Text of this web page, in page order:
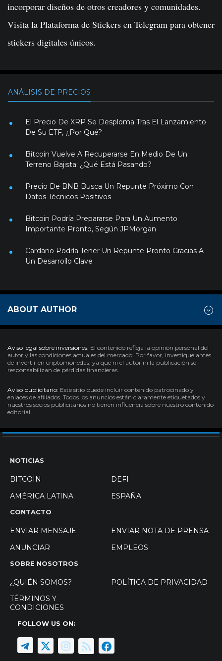
incorporar diseños de otros creadores y comunidades.
Visita la Plataforma de Stickers en Telegram para obtener
stickers digitales únicos.
ANÁLISIS DE PRECIOS
El Precio De XRP Se Desploma Tras El Lanzamiento
De Su ETF, ¿Por Qué?
Bitcoin Vuelve A Recuperarse En Medio De Un
Terreno Bajista: ¿Qué Está Pasando?
Precio De BNB Busca Un Repunte Próximo Con
Datos Técnicos Positivos
Bitcoin Podría Prepararse Para Un Aumento
Importante Pronto, Según JPMorgan
Cardano Podría Tener Un Repunte Pronto Gracias A
Un Desarrollo Clave
ABOUT AUTHOR
Aviso legal sobre inversiones: El contenido refleja la opinión personal del
autor y las condiciones actuales del mercado. Por favor, investigue antes
de invertir en criptomonedas, ya que ni el autor ni la publicación se
responsabilizan de pérdidas financieras.
Aviso publicitario: Este sitio puede incluir contenido patrocinado y
enlaces de afiliados. Todos los anuncios están claramente etiquetados y
nuestros socios publicitarios no tienen influencia sobre nuestro contenido
editorial.
NOTICIAS
BITCOIN
DEFI
AMÉRICA LATINA
ESPAÑA
CONTACTO
ENVIAR MENSAJE
ENVIAR NOTA DE PRENSA
ANUNCIAR
EMPLEOS
SOBRE NOSOTROS
¿QUIÉN SOMOS?
POLÍTICA DE PRIVACIDAD
TÉRMINOS Y
CONDICIONES
FOLLOW US ON: